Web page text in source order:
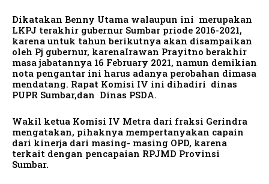
Dikatakan Benny Utama walaupun ini merupakan
LKPJ terakhir gubernur Sumbar priode 2016-2021,
karena untuk tahun berikutnya akan disampaikan
oleh Pj gubernur, karenaIrawan Prayitno berakhir
masa jabatannya 16 February 2021, namun demikian
nota pengantar ini harus adanya perobahan dimasa
mendatang. Rapat Komisi IV ini dihadiri dinas
PUPR Sumbar,dan Dinas PSDA.
Wakil ketua Komisi IV Metra dari fraksi Gerindra
mengatakan, pihaknya mempertanyakan capain
dari kinerja dari masing- masing OPD, karena
terkait dengan pencapaian RPJMD Provinsi
Sumbar.